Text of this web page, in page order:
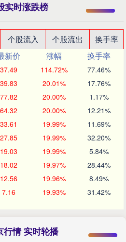
实时涨跌榜
个股流入 个股流出
换手率
新价 涨幅
换手率
37.49 114.72% 77.46%
39.83 20.01% 17.76%
77.82 20.00% 1.17%
64.32 20.00% 12.21%
33.61 19.99% 11.69%
27.85 19.99% 32.20%
19.03 19.99% 5.84%
18.02 19.97% 28.44%
12.56 19.96% 8.49%
7.16 19.93% 31.42%
行情 实时轮播